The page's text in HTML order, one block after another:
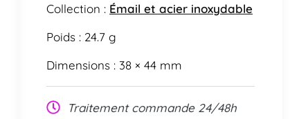
Collection : Émail et acier inoxydable
Poids : 24.7 g
Dimensions : 38 × 44 mm
Traitement commande 24/48h